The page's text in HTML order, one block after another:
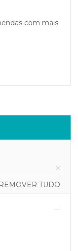
REMOVER TUDO
com mais